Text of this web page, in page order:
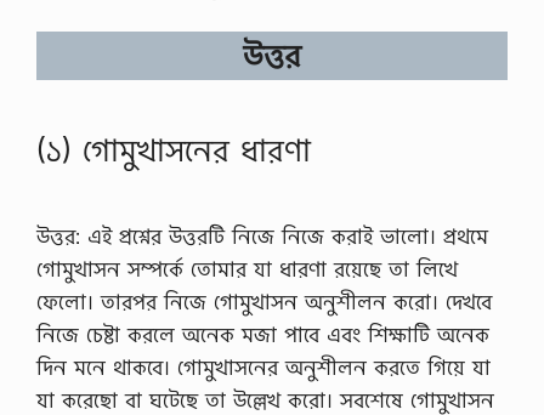
উত্তর
(১) গােমুখাসনের ধারণা
উত্তর: এই প্রশ্নের উত্তরটি নিজে নিজে করাই ভালো। প্রথমে
গোমুখাসন সম্পর্কে তোমার যা ধারণা রয়েছে তা লিখে
ফেলো। তারপর নিজে গোমুখাসন অনুশীলন করো। দেখবে
নিজে চেষ্টা করলে অনেক মজা পাবে এবং শিক্ষাটি অনেক
দিন মনে থাকবে। গোমুখাসনের অনুশীলন করতে গিয়ে যা
যা করেছো বা ঘটেছে তা উল্লেখ করো। সবশেষে গোমুখাসন